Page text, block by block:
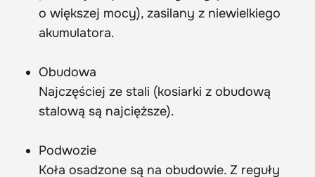
o większej mocy), zasilany z niewielkiego
akumulatora.
Obudowa
Najczęściej ze stali (kosiarki z obudową
stalową są najcięższe).
Podwozie
Koła osadzone są na obudowie. Z reguły